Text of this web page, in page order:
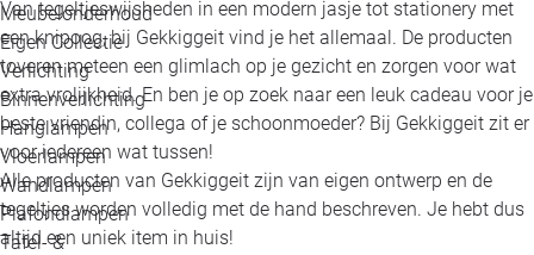
Meubelonderhoud
Eigen Collectie
Verlichting
Binnenverlichting
Hanglampen
Vloerlampen
Wandlampen
Plafondlampen
Tafel- &
Van tegeltjeswijsheden in een modern jasje tot stationery met
een knipoog, bij Gekkiggeit vind je het allemaal. De producten
toveren meteen een glimlach op je gezicht en zorgen voor wat
extra vrolijkheid. En ben je op zoek naar een leuk cadeau voor je
beste vriendin, collega of je schoonmoeder? Bij Gekkiggeit zit er
voor iedereen wat tussen!
Alle producten van Gekkiggeit zijn van eigen ontwerp en de
tegeltjes worden volledig met de hand beschreven. Je hebt dus
altijd een uniek item in huis!